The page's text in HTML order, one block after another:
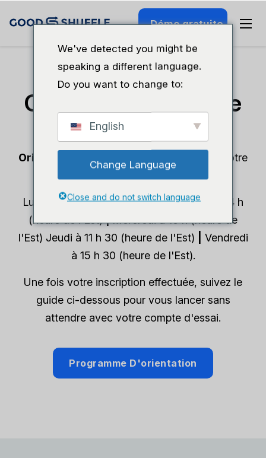
Démo gratuite
Guide de démarrage
Cliquez ci-dessous pour planifier un
Orientation des nouveaux clients
avec notre
équipe — nous les organisons tous les :
Lundi à 12 h 30 (heure de l'Est)|Mardi à 14 h
(heure de l'Est)|Mercredi à 16 h (heure de
l'Est) Jeudi à 11 h 30 (heure de l'Est)
Vendredi
à 15 h 30 (heure de l'Est).
Une fois votre inscription effectuée, suivez le
guide ci-dessous pour vous lancer sans
attendre avec votre compte d'essai.
Programme D'orientation
We've detected you might be
speaking a different language.
Do you want to change to:
English
Change Language
Close and do not switch language